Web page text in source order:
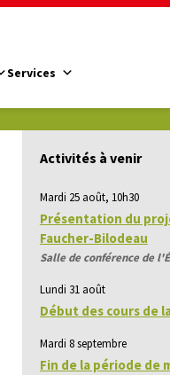
Services
Activités à venir
Mardi 25 août, 10h30
Présentation du
Faucher-Bilodeau
Salle de conférence de
Lundi 31 août
Début des cours de
Mardi 8 septembre
Fin de la période de